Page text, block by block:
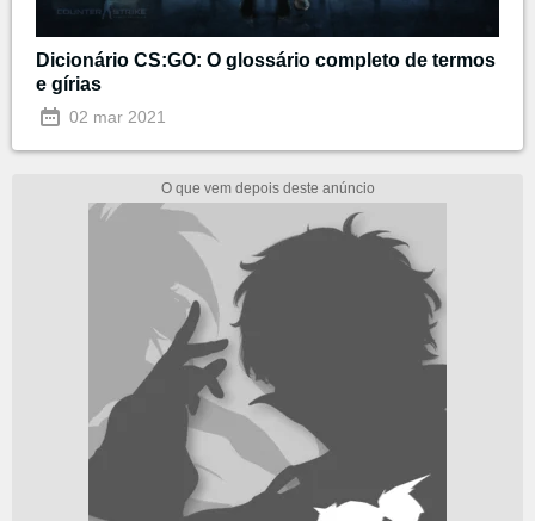
Dicionário CS:GO: O glossário completo de termos
e gírias
02 mar 2021